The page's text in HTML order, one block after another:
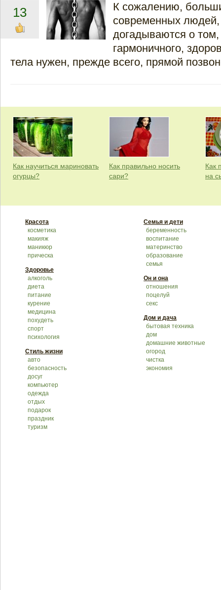
13
К сожалению,
современных
догадываются о том,
гармоничного,
тела нужен, прежде всего, прямой
Как научиться мариновать
огурцы?
Как правильно носить
сари?
Как
на
Красота
косметика
макияж
маникюр
прическа
Здоровье
алкоголь
диета
питание
курение
медицина
похудеть
спорт
психология
Стиль жизни
авто
безопасность
досуг
компьютер
одежда
отдых
подарок
праздник
туризм
Семья и дети
беременность
воспитание
материнство
образование
семья
Он и она
отношения
поцелуй
секс
Дом и дача
бытовая техника
дом
домашние животные
огород
чистка
экономия